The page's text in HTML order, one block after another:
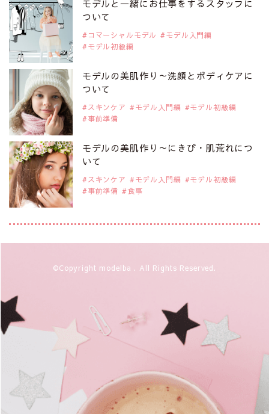
注目モデル イーランさん
2019年9月29日
注目モデルを1名追加いたしました。
是非ご覧ください。
注目モデル 谷口蘭さん
2019年9月29日
注目モデルを1名追加いたしました。
是非ご覧ください。
注目モデル カーラ・デルヴィーニュ
2019年9月29日
注目モデルを1名追加いたしました。
2019年9月29日
注目モデル 中条あやみさん
モデルと一緒にお仕事をするスタッフに
ついて
コマーシャルモデル
モデル入門編
モデル初級編
モデルの美肌作り～洗顔とボディケアに
ついて
スキンケア モデル入門編
モデル初級編
事前準備
モデルの美肌作り～にきび・肌荒れにつ
いて
スキンケア モデル入門編
モデル初級編
事前準備
食事
©Copyright modelba . All Rights Reserved.